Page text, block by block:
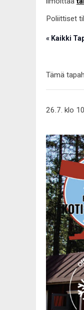
Poliittiset
« Kaikki
Tämä
26.7. klo